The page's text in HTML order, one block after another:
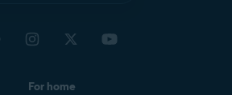
For home